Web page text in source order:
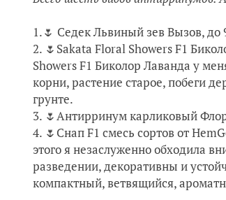
1.🌷 Cедек Львиный зев Вызов, до
2. 🌷Sakata Floral Showers F1
Showers F1 Биколор Лаванда у
корни, растение старое, побеги
грунте.
3. 🌷Антирринум карликовый
4. 🌷Cнап F1 смесь сортов от
этого я незаслуженно обходила
разведении, декоративны и
компактный, ветвящийся,